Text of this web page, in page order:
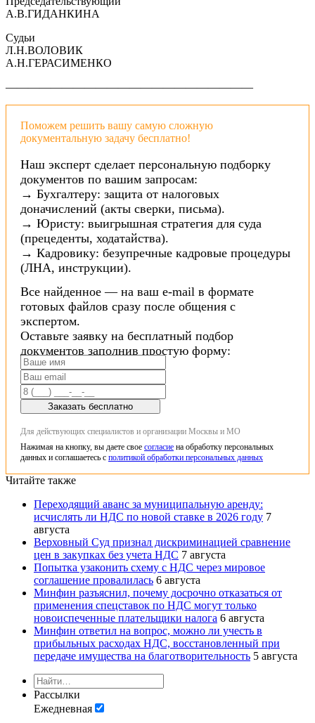
А.В.ГИДАНКИНА
Судьи
Л.Н.ВОЛОВИК
А.Н.ГЕРАСИМЕНКО
——————————————————————
Поможем решить вашу самую сложную
документальную задачу бесплатно!
Наш эксперт сделает персональную подборку
документов по вашим запросам:
→ Бухгалтеру: защита от налоговых
доначислений (акты сверки, письма).
→ Юристу: выигрышная стратегия для суда
(прецеденты, ходатайства).
→ Кадровику: безупречные кадровые процедуры
(ЛНА, инструкции).
Все найденное — на ваш e-mail в формате
готовых файлов сразу после общения с
экспертом.
Оставьте заявку на бесплатный подбор
документов заполнив простую форму:
Заказать бесплатно
Для действующих специалистов и организации Москвы и МО
Нажимая на кнопку, вы даете свое согласие на обработку персональных
данных и соглашаетесь с политикой обработки персональных данных
Читайте также
Переходящий аванс за муниципальную аренду:
исчислять ли НДС по новой ставке в 2026 году 7
августа
Верховный Суд признал дискриминацией сравнение
цен в закупках без учета НДС 7 августа
Попытка узаконить схему с НДС через мировое
соглашение провалилась 6 августа
Минфин разъяснил, почему досрочно отказаться от
применения спецставок по НДС могут только
новоиспеченные плательщики налога 6 августа
Минфин ответил на вопрос, можно ли учесть в
прибыльных расходах НДС, восстановленный при
передаче имущества на благотворительность 5 августа
Рассылки
Ежедневная